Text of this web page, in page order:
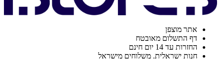
אתר מוצפן
דף התשלום מאובטח
החזרות עד 14 יום חינם
חנות ישראלית. משלוחים מישראל